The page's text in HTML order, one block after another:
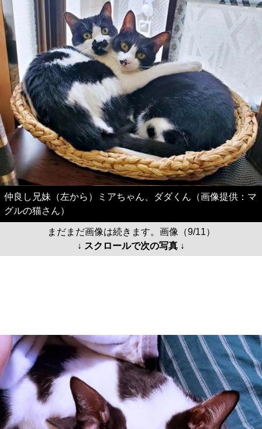
仲良し兄妹（左から）ミアちゃん、ダダくん（画像提供：マ
グルの猫さん）
まだまだ画像は続きます。画像（9/11）
↓ スクロールで次の写真 ↓